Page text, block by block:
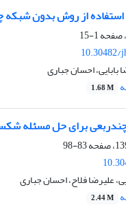
از روش بدون شبکه
1-15
10.30482/
احسان جباری
1.68 M
برای حل مسئله
83-98
علیرضا فلاح، احسان جباری
2.44 M